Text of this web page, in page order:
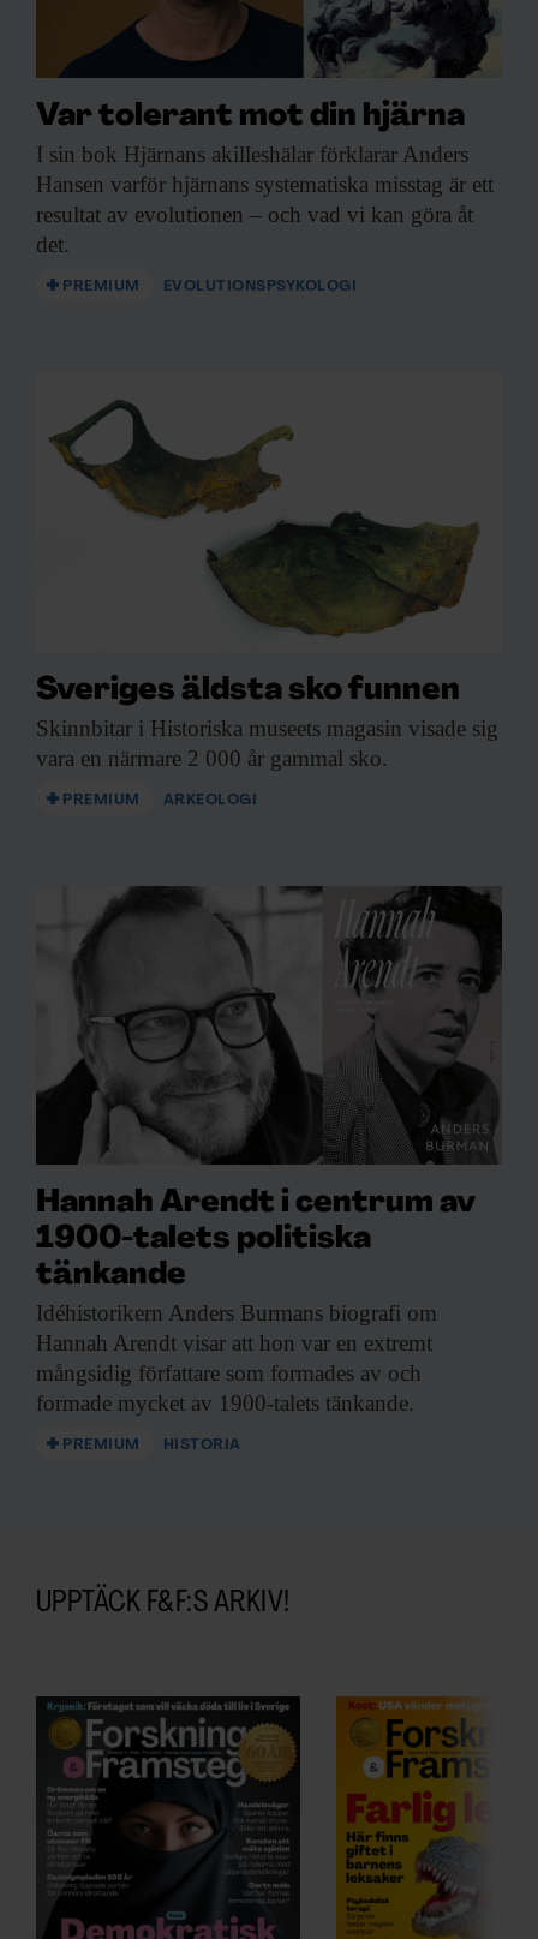
Var tolerant mot din hjärna
I sin bok Hjärnans akilleshälar förklarar Anders
Hansen varför hjärnans systematiska misstag är ett
resultat av evolutionen – och vad vi kan göra åt
det.
PREMIUM EVOLUTIONSPSYKOLOGI
Sveriges äldsta sko funnen
Skinnbitar i Historiska museets magasin visade sig
vara en närmare 2 000 år gammal sko.
PREMIUM ARKEOLOGI
Hannah Arendt i centrum av
1900-talets politiska
tänkande
Idéhistorikern Anders Burmans biografi om
Hannah Arendt visar att hon var en extremt
mångsidig författare som formades av och
formade mycket av 1900-talets tänkande.
PREMIUM HISTORIA
UPPTÄCK F&F:S ARKIV!